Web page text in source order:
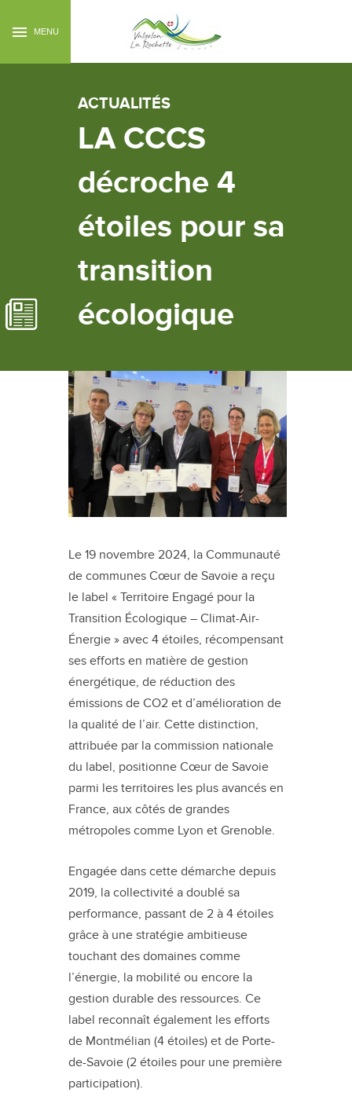
MENU
ACTUALITÉS
LA CCCS
décroche 4
étoiles pour sa
transition
écologique
Le 19 novembre 2024, la Communauté
de communes Cœur de Savoie a reçu
le label « Territoire Engagé pour la
Transition Écologique – Climat-Air-
Énergie » avec 4 étoiles, récompensant
ses efforts en matière de gestion
énergétique, de réduction des
émissions de CO2 et d’amélioration de
la qualité de l’air. Cette distinction,
attribuée par la commission nationale
du label, positionne Cœur de Savoie
parmi les territoires les plus avancés en
France, aux côtés de grandes
métropoles comme Lyon et Grenoble.
Engagée dans cette démarche depuis
2019, la collectivité a doublé sa
performance, passant de 2 à 4 étoiles
grâce à une stratégie ambitieuse
touchant des domaines comme
l’énergie, la mobilité ou encore la
gestion durable des ressources. Ce
label reconnaît également les efforts
de Montmélian (4 étoiles) et de Porte-
de-Savoie (2 étoiles pour une première
participation).